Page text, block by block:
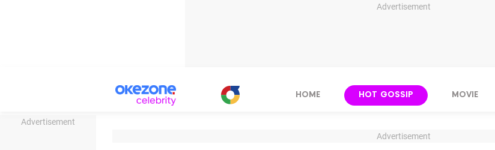
Advertisement
Advertisement
HOME HOT GOSSIP MOVIE
Advertisement